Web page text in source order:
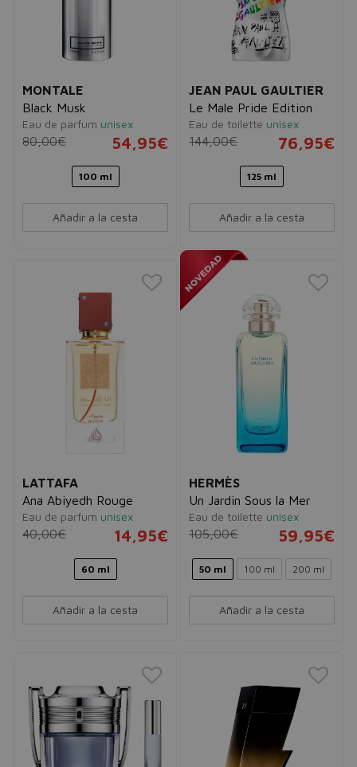
MONTALE
Black Musk
Eau de parfum unisex
80,00€ 54,95€
100 ml
Añadir a la cesta
JEAN PAUL GAULTIER
Le Male Pride Edition
Eau de toilette unisex
144,00€ 76,95€
125 ml
Añadir a la cesta
LATTAFA
Ana Abiyedh Rouge
Eau de parfum unisex
40,00€ 14,95€
60 ml
Añadir a la cesta
HERMÈS
Un Jardin Sous la Mer
Eau de toilette unisex
105,00€ 59,95€
50 ml 100 ml 200 ml
Añadir a la cesta